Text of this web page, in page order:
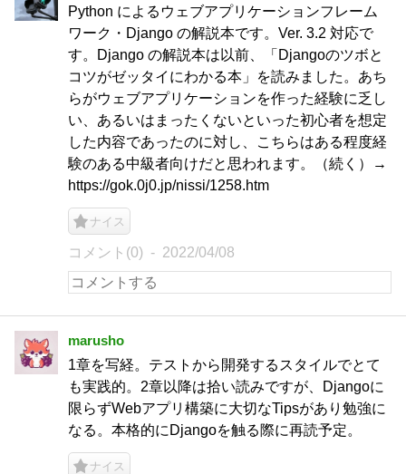
Python によるウェブアプリケーションフレーム
ワーク・Django の解説本です。Ver. 3.2 対応で
す。Django の解説本は以前、「Djangoのツボと
コツがゼッタイにわかる本」を読みました。あち
らがウェブアプリケーションを作った経験に乏し
い、あるいはまったくないといった初心者を想定
した内容であったのに対し、こちらはある程度経
験のある中級者向けだと思われます。（続く）→
https://gok.0j0.jp/nissi/1258.htm
ナイス
コメント(0) 2022/04/08
marusho
1章を写経。テストから開発するスタイルでとて
も実践的。2章以降は拾い読みですが、Djangoに
限らずWebアプリ構築に大切なTipsがあり勉強に
なる。本格的にDjangoを触る際に再読予定。
ナイス